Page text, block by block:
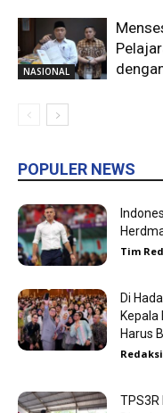
NASIONAL
POPULER NEWS
Tim
Di
Kepala
Harus
Redaksi